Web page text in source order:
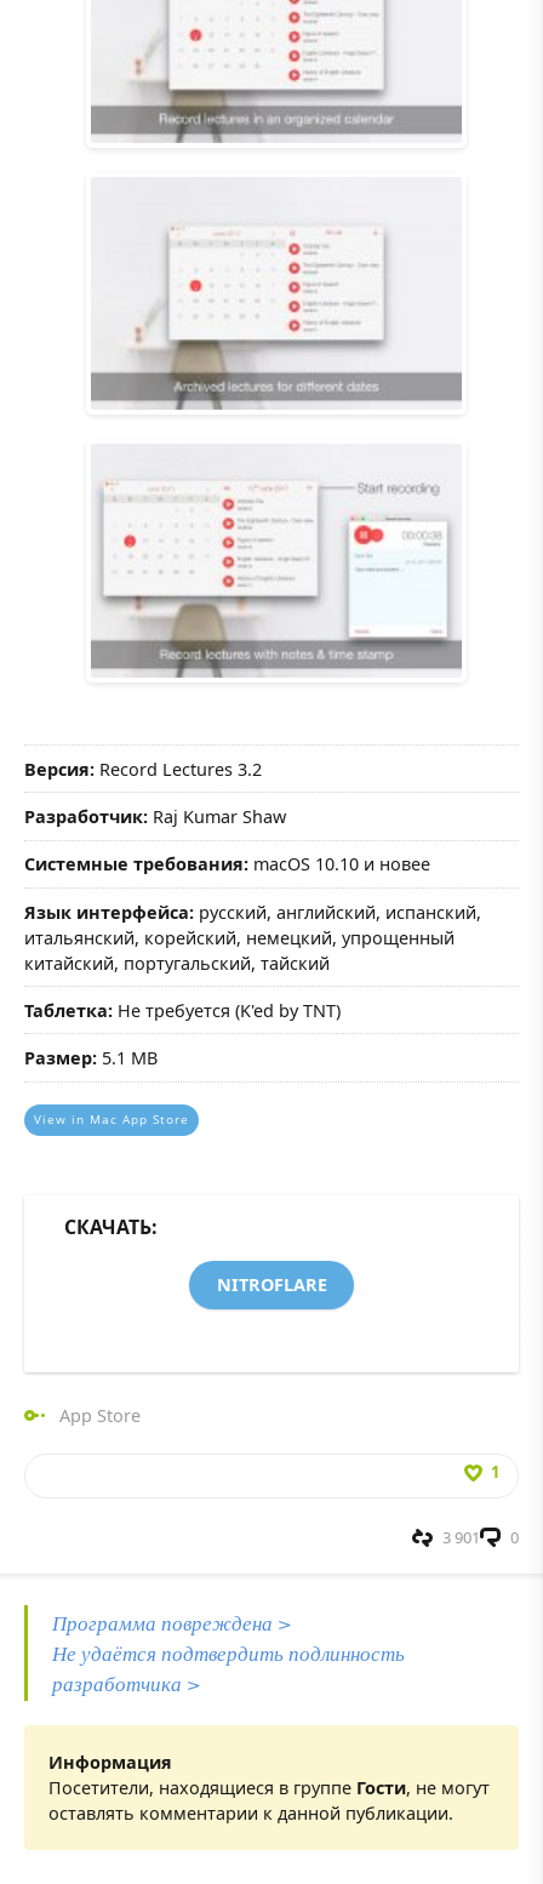
Версия: Record Lectures 3.2
Разработчик: Raj Kumar Shaw
Системные требования: macOS 10.10 и новее
Язык интерфейса: русский, английский, испанский,
итальянский, корейский, немецкий, упрощенный
китайский, португальский, тайский
Таблетка: Не требуется (K'ed by TNT)
Размер: 5.1 MB
View in Mac App Store
СКАЧАТЬ:
NITROFLARE
App Store
1
0
3 901
Программа повреждена >
Не удаётся подтвердить подлинность
разработчика >
Информация
Посетители, находящиеся в группе Гости, не могут
оставлять комментарии к данной публикации.